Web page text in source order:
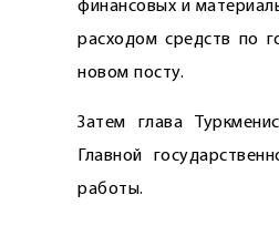
финансовых и
расходом средств по
новом посту.
Затем глава
Главной
работы.